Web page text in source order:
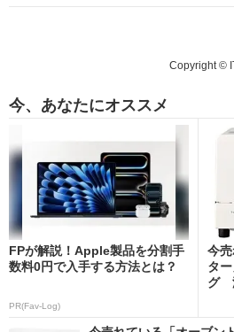
Copyright ©
今、あなたにオススメ
FPが解説！Apple製品を分割手
数料0円で入手する方法とは？
PR(Fav-Log)
今
タ
グ